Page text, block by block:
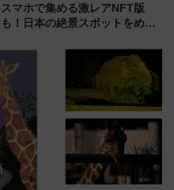
スマホで集める激レアNFT版
も！日本の絶景スポットをめぐ
ん)」企画がスタート